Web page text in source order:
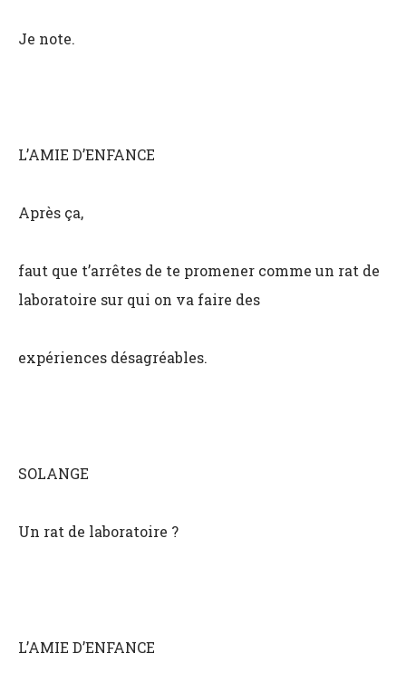
Je note.
L’AMIE D’ENFANCE
Après ça,
faut que t’arrêtes de te promener comme un rat de
laboratoire sur qui on va faire des
expériences désagréables.
SOLANGE
Un rat de laboratoire ?
L’AMIE D’ENFANCE